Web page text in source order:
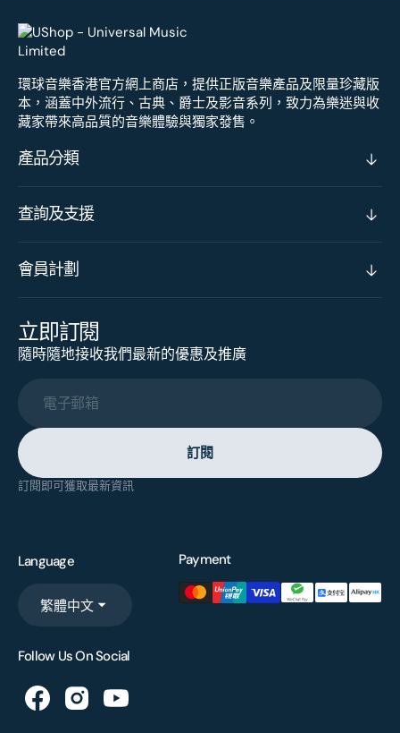
環球音樂香港官方網上商店，提供正版音樂產品及限量珍藏版
本，涵蓋中外流行、古典、爵士及影音系列，致力為樂迷與收
藏家帶來高品質的音樂體驗與獨家發售。
產品分類
查詢及支援
會員計劃
立即訂閱
隨時隨地接收我們最新的優惠及推廣
電子郵箱
訂閱
訂閱即可獲取最新資訊
Language
繁體中文
Payment
Follow Us On Social